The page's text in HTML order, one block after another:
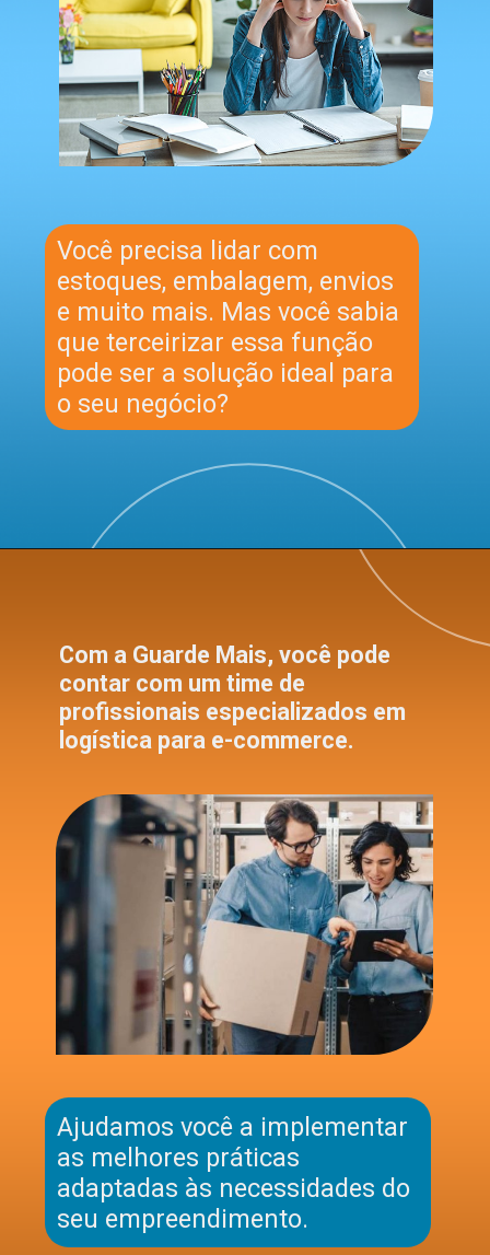
Você precisa lidar com
estoques, embalagem, envios
e muito mais. Mas você sabia
que terceirizar essa função
pode ser a solução ideal para
o seu negócio?
Com a Guarde Mais, você pode
contar com um time de
profissionais especializados em
logística para e-commerce.
Ajudamos você a implementar
as melhores práticas
adaptadas às necessidades do
seu empreendimento.